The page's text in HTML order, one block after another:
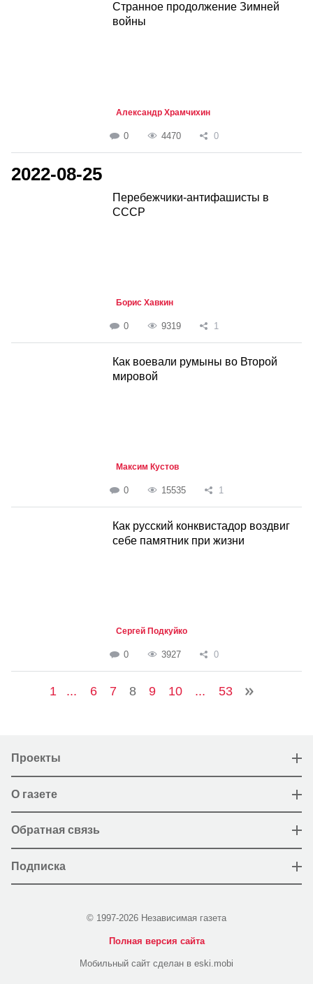
Странное продолжение Зимней
войны
Александр Храмчихин
0 4470 0
2022-08-25
Перебежчики-антифашисты в
СССР
Борис Хавкин
0 9319 1
Как воевали румыны во Второй
мировой
Максим Кустов
0 15535 1
Как русский конквистадор воздвиг
себе памятник при жизни
Сергей Подкуйко
0 3927 0
1 ... 6 7 8 9 10 ... 53
Проекты
О газете
Обратная связь
Подписка
© 1997-2026 Независимая газета
Полная версия сайта
Мобильный сайт сделан в eski.mobi